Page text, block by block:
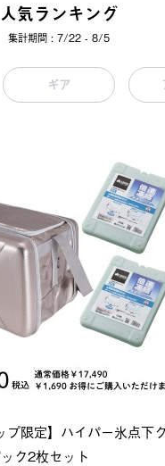
人気ランキング
集計期間 : 7/22 - 8/5
ギア
プ限定】ハイパー氷点下
ク2枚セット